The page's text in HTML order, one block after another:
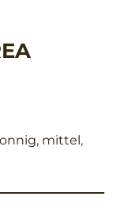
mittel,